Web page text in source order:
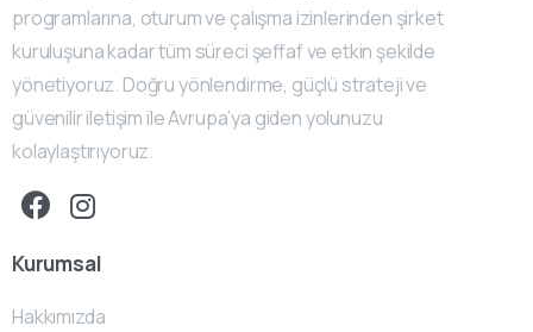
programlarına, oturum ve çalışma izinlerinden şirket
kuruluşuna kadar tüm süreci şeffaf ve etkin şekilde
yönetiyoruz. Doğru yönlendirme, güçlü strateji ve
güvenilir iletişim ile Avrupa’ya giden yolunuzu
kolaylaştırıyoruz.
Kurumsal
Hakkımızda